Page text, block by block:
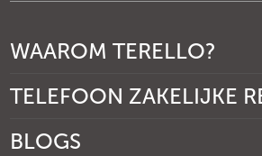
WAAROM TERELLO?
TELEFOON ZAKELIJKE
BLOGS